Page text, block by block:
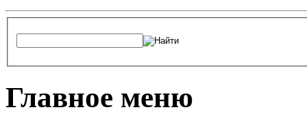
Главное меню